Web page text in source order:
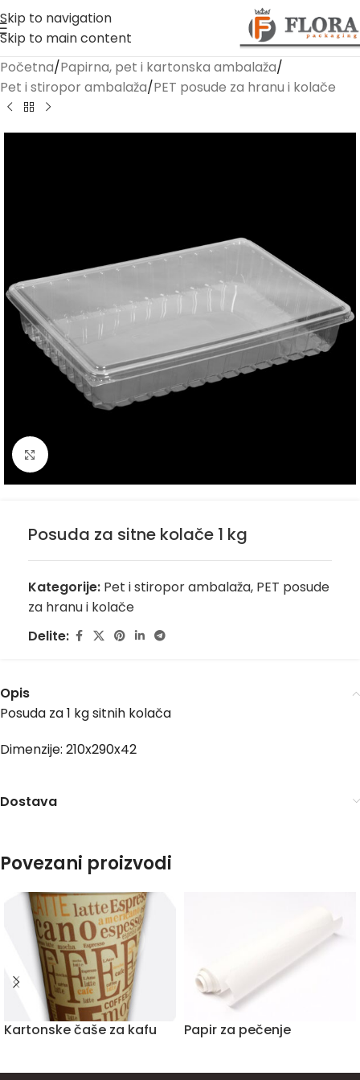
Skip to navigation
Skip to main content
Početna/Papirna, pet i kartonska ambalaža/
Pet i stiropor ambalaža/PET posude za hranu i kolače
Kliknite za uvećanje
Posuda za sitne kolače 1 kg
Kategorije: Pet i stiropor ambalaža, PET posude
za hranu i kolače
Delite:
Opis
Posuda za 1 kg sitnih kolača
Dimenzije: 210x290x42
Dostava
Povezani proizvodi
Kartonske čaše za kafu Papir za pečenje